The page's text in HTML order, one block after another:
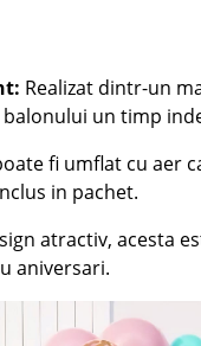
Realizat dintr-un
un timp
fi umflat cu aer
in pachet.
atractiv, acesta
aniversari.